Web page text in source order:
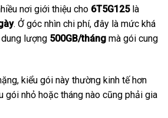
nơi giới thiệu cho 6T5G125là
. Ở góc nhìn chi phí, đây là mức khá
lượng 500GB/tháng mà gói cung
kiểu gói này thường kinh tế hơn
gói nhỏ hoặc tháng nào cũng phải gia